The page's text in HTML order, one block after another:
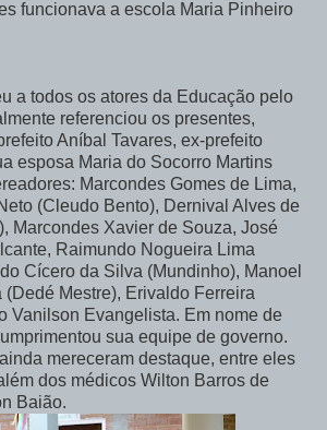
funcionava a escola Maria Pinheiro
a todos os atores da Educação pelo
referenciou os presentes,
Aníbal Tavares, ex-prefeito
esposa Maria do Socorro Martins
Marcondes Gomes de Lima,
(Cleudo Bento), Dernival Alves de
Marcondes Xavier de Souza, José
Raimundo Nogueira Lima
Cícero da Silva (Mundinho), Manoel
Mestre), Erivaldo Ferreira
Vanilson Evangelista. Em nome de
sua equipe de governo.
mereceram destaque, entre eles
dos médicos Wilton Barros de
Baião.